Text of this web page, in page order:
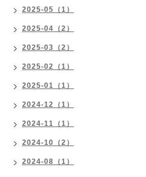
2025-05（1）
2025-04（2）
2025-03（2）
2025-02（1）
2025-01（1）
2024-12（1）
2024-11（1）
2024-10（2）
2024-08（1）